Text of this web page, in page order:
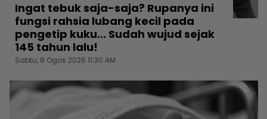
Ingat tebuk saja-saja? Rupanya ini
fungsi rahsia lubang kecil pada
pengetip kuku... Sudah wujud sejak
145 tahun lalu!
Sabtu, 8 Ogos 2026 11:30 AM